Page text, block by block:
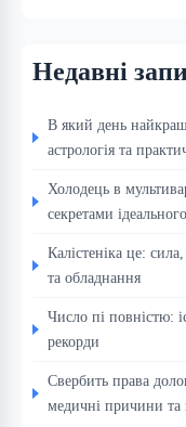
Недавні
В який день
астрологія та
Холодець в
секретами
Калістеніка це:
та обладнання
Число пі повністю:
рекорди
Свербить права
медичні причини